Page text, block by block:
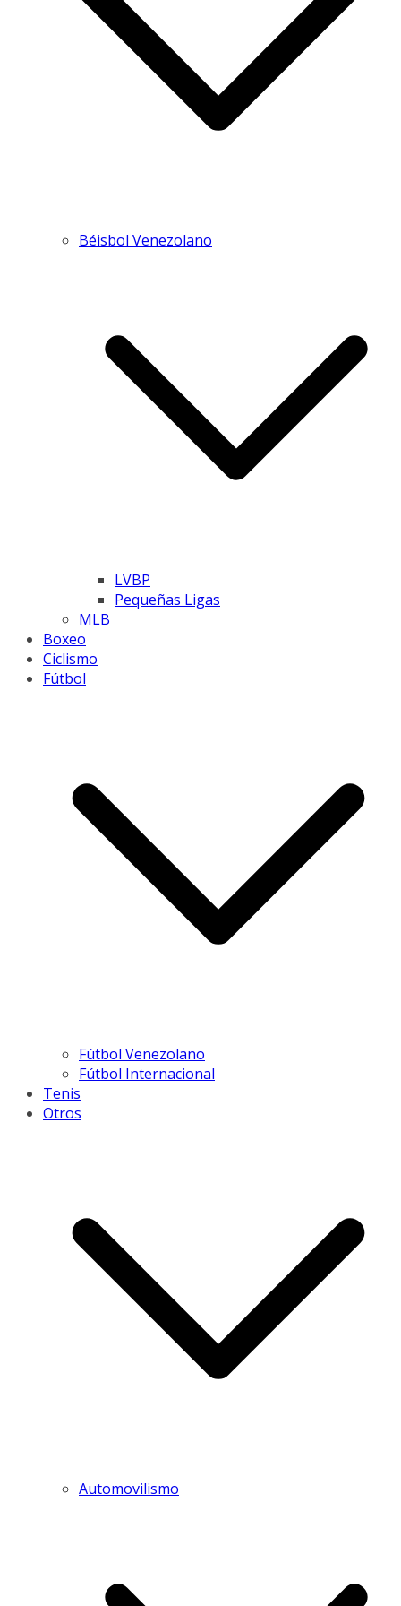
Béisbol Venezolano
LVBP
Pequeñas Ligas
MLB
Boxeo
Ciclismo
Fútbol
Fútbol Venezolano
Fútbol Internacional
Tenis
Otros
Automovilismo